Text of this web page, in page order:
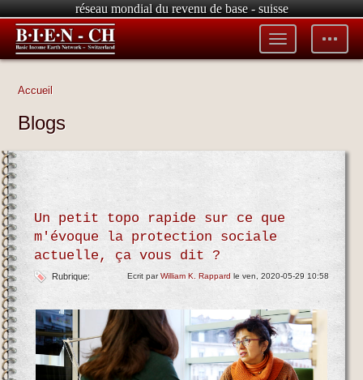
réseau mondial du revenu de base - suisse
Toggle
tools
Toggle
menu
Accueil
Blogs
Un petit topo rapide sur ce que
m'évoque la protection sociale
actuelle, ça vous dit ?
Ecrit parWilliam K. Rappard le ven, 2020-05-29 10:58
Rubrique: